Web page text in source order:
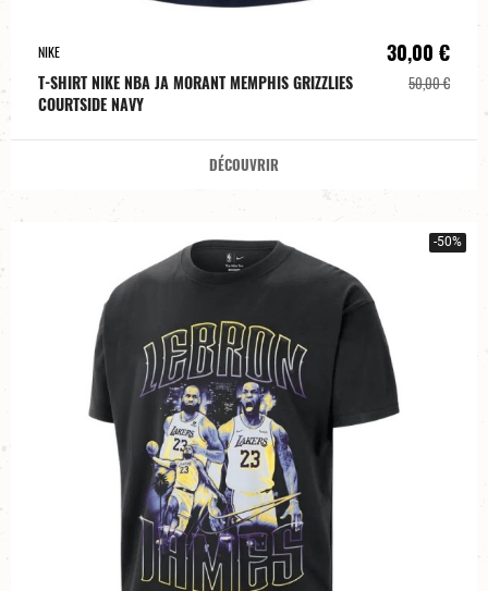
NIKE
T-SHIRT NIKE NBA JA MORANT MEMPHIS GRIZZLIES
COURTSIDE NAVY
30,00 €
50,00 €
DÉCOUVRIR
-50%